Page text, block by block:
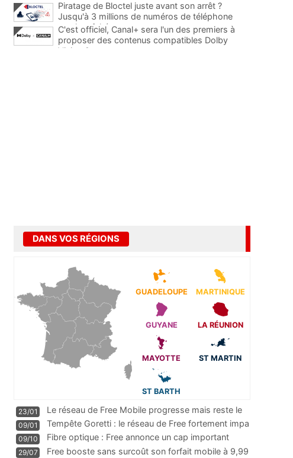
Piratage de Bloctel juste avant son arrêt ?
Jusqu'à 3 millions de numéros de téléphone
auraient fuité
C'est officiel, Canal+ sera l'un des premiers à
proposer des contenus compatibles Dolby
Vision 2
DANS VOS RÉGIONS
GUADELOUPE MARTINIQUE
GUYANE LA RÉUNION
MAYOTTE ST MARTIN
ST BARTH
23/01
Le réseau de Free Mobile progresse mais reste le
m
...
09/01
Tempête Goretti : le réseau de Free fortement impa
09/10
Fibre optique : Free annonce un cap important
pass
...
29/07
Free booste sans surcoût son forfait mobile à 9,99